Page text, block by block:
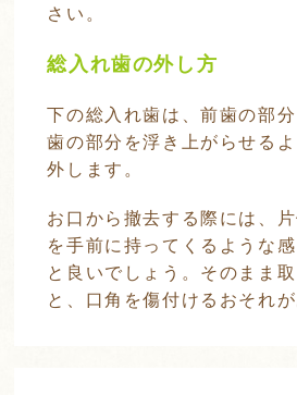
さい。
総入れ歯の外し方
下の総入れ歯は、前歯の部
歯の部分を浮き上がらせる
外します。
お口から撤去する際には、
を手前に持ってくるような
と良いでしょう。そのまま
と、口角を傷付けるおそれが